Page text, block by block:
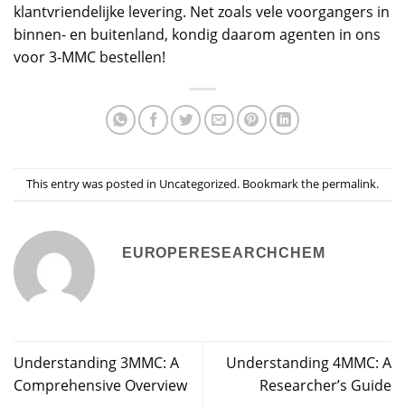
klantvriendelijke levering. Net zoals vele voorgangers in
binnen- en buitenland, kondig daarom agenten in ons
voor 3-MMC bestellen!
This entry was posted in Uncategorized. Bookmark the permalink.
EUROPERESEARCHCHEM
Understanding 3MMC: A
Comprehensive Overview
Understanding 4MMC: A
Researcher’s Guide